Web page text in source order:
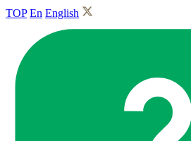
TOP En English